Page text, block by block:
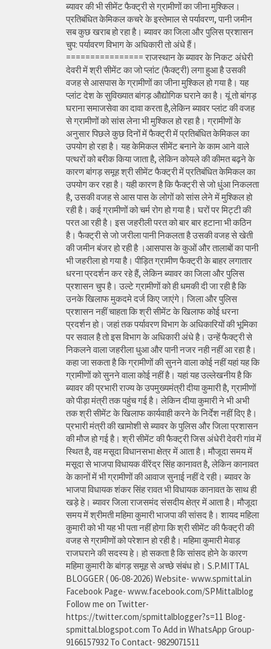
ब्यावर की भी सीमेंट फैक्ट्री से ग्रामीणों का जीना मुश्किल।
प्रतिबंधित केमिकल कचरे के इस्तेमाल से पर्यावरण, पानी जमीन
सब कुछ खराब हो रहा है। ब्यावर का जिला और पुलिस प्रशासन
चुप: पर्यावरण विभाग के अधिकारी तो अंधे हैं।
================ राजस्थान के ब्यावर के निकट अंधेरी
देवरी में श्री सीमेंट का जो प्लांट (फैक्ट्री) लगा हुआ है उसकी
वजह से आसपास के ग्रामीणों का जीना मुश्किल हो गया है। यह
प्लांट देश के सुविख्यात बांगड़ औद्योगिक घराने का है। यूं तो बांगड़
घराना समाजसेवा का दावा करता है,लेकिन ब्यावर प्लांट की वजह
से ग्रामीणों को सांस लेना भी मुश्किल हो रहा है। ग्रामीणों के
अनुसार पिछले कुछ दिनों में फैक्ट्री में प्रतिबंधित केमिकल का
उपयोग हो रहा है। यह केमिकल सीमेंट बनाने के काम आने वाले
पत्थरों को बरीक किया जाता है, लेकिन कोयले की कीमत बढ़ने के
कारण बांगड़ समूह श्री सीमेंट फैक्ट्री में प्रतिबंधित केमिकल का
उपयोग कर रहा है। यही कारण है कि फैक्ट्री से जो धुंआ निकलता
है, उसकी वजह से आस पास के लोगों को सांस लेने में मुश्किल हो
रही है। कई ग्रामीणों को चर्म रोग हो गया है। घरों पर मिट्टी की
परत आ रही है। इस जहरीली परत को बार बार हटाना भी कठिन
है। फैक्ट्री से जो जरीला पानी निकलता है उसकी वजह से खेती
की जमीन बंजर हो रही है ।आसपास के कुओं और तालाबों का पानी
भी जहरीला हो गया है। पीड़ित ग्रामीण फैक्ट्री के बाहर लगातार
धरना प्रदर्शन कर रहे हैं, लेकिन ब्यावर का जिला और पुलिस
प्रशासन चुप है। उल्टे ग्रामीणों को ही धमकी दी जा रही है कि
उनके खिलाफ मुकदमे दर्ज किए जाएंगे। जिला और पुलिस
प्रशासन नहीं चाहता कि श्री सीमेंट के खिलाफ कोई धरना
प्रदर्शन हो। जहां तक पर्यावरण विभाग के अधिकारियों की भूमिका
पर सवाल है तो इस विभाग के अधिकारी अंधे है। उन्हें फैक्ट्री से
निकलने वाला जहरीला धुआ और पानी नजर नही नहीं आ रहा है।
कहा जा सकता है कि ग्रामीणों की सुनने वाला कोई नहीं यहां यह कि
ग्रामीणों को सुनने वाला कोई नहीं है। यहां यह उल्लेखनीय है कि
ब्यावर की प्रभारी राज्य के उपमुख्यमंत्री दीया कुमारी है, ग्रामीणों
को पीड़ा मंत्री तक पहुंच गई है। लेकिन दीया कुमारी ने भी अभी
तक श्री सीमेंट के खिलाफ कार्यवाही करने के निर्देश नहीं दिए है।
प्रभारी मंत्री की खामोशी से ब्यावर के पुलिस और जिला प्रशासन
की मौज हो गई है। श्री सीमेंट की फैक्ट्री जिस अंधेरी देवरी गांव में
स्थित है, वह मसूदा विधानसभा क्षेत्र में आता है। मौजूदा समय में
मसूदा से भाजपा विधायक वीरेंद्र सिंह कानावत है, लेकिन कानावत
के कानों में भी ग्रामीणों की आवाज सुनाई नहीं दे रही। ब्यावर के
भाजपा विधायक शंकर सिंह रावत भी विधायक कानावत के साथ ही
खड़े हे। ब्यावर जिला राजसमंद संसदीय क्षेत्र में आता है। मौजूदा
समय में श्रीमती महिमा कुमारी भाजपा की सांसद है। शायद महिला
कुमारी को भी यह भी पता नहीं होगा कि श्री सीमेंट की फैक्ट्री की
वजह से ग्रामीणों को परेशान हो रही है। महिमा कुमारी मेवाड़
राजघराने की सदस्य हे। हो सकता है कि सांसद होने के कारण
महिमा कुमारी के बांगड़ समूह से अच्छे संबंध हो। S.P.MITTAL
BLOGGER ( 06-08-2026) Website- www.spmittal.in
Facebook Page- www.facebook.com/SPMittalblog
Follow me on Twitter-
https://twitter.com/spmittalblogger?s=11 Blog-
spmittal.blogspot.com To Add in WhatsApp Group-
9166157932 To Contact- 9829071511